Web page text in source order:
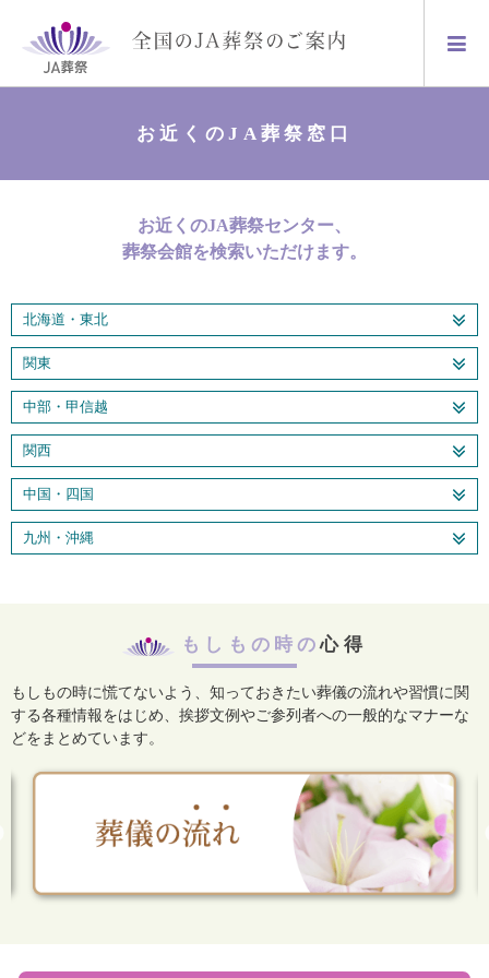
お近くのJA葬祭窓口
お近くのJA葬祭センター、
葬祭会館を検索いただけます。
北海道・東北
関東
中部・甲信越
関西
中国・四国
九州・沖縄
もしもの時の心得
もしもの時に慌てないよう、知っておきたい葬儀の流れや習慣に関
する各種情報をはじめ、 挨拶文例やご参列者への一般的なマナーな
どをまとめています。